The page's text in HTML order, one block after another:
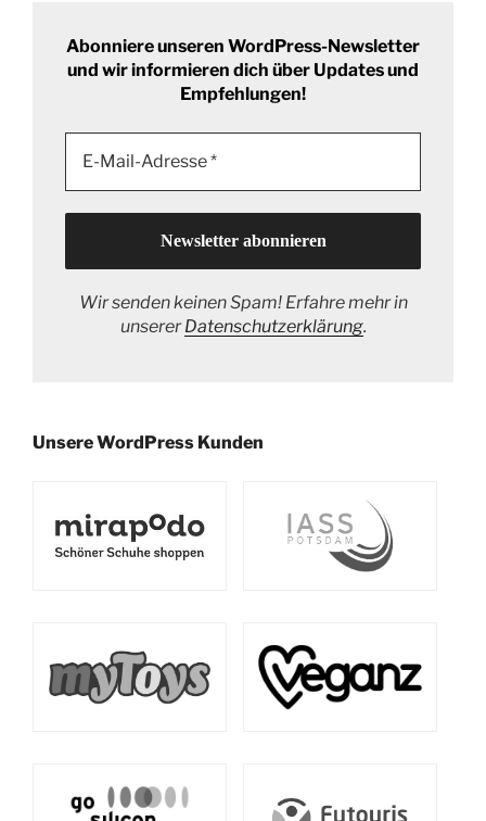
Abonniere unseren WordPress-Newsletter
und wir informieren dich über Updates und
Empfehlungen!
Wir senden keinen Spam! Erfahre mehr in
unsererDatenschutzerklärung.
Unsere WordPress Kunden